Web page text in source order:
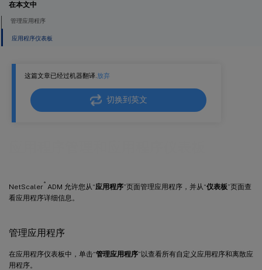
这篇文章已经过机器翻译.放弃
切换到英文
NetScaler® ADM 允许您从“应用程序”页面管理应用程序，并从“仪表板”页面查
看应用程序详细信息。
管理应用程序
在应用程序仪表板中，单击“管理应用程序”以查看所有自定义应用程序和离散应
用程序。
在本文中
管理应用程序
应用程序仪表板